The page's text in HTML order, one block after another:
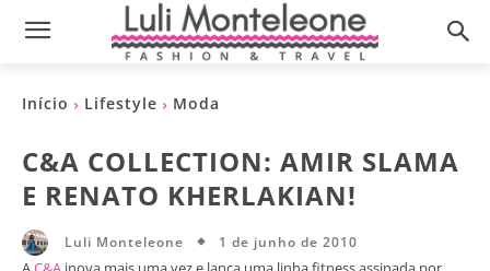
Início Lifestyle Moda
C&A COLLECTION: AMIR SLAMA
E RENATO KHERLAKIAN!
Luli Monteleone 1 de junho de 2010